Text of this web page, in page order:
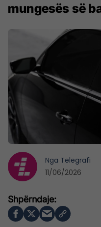
mungesës së
Nga Telegrafi
11/06/2026